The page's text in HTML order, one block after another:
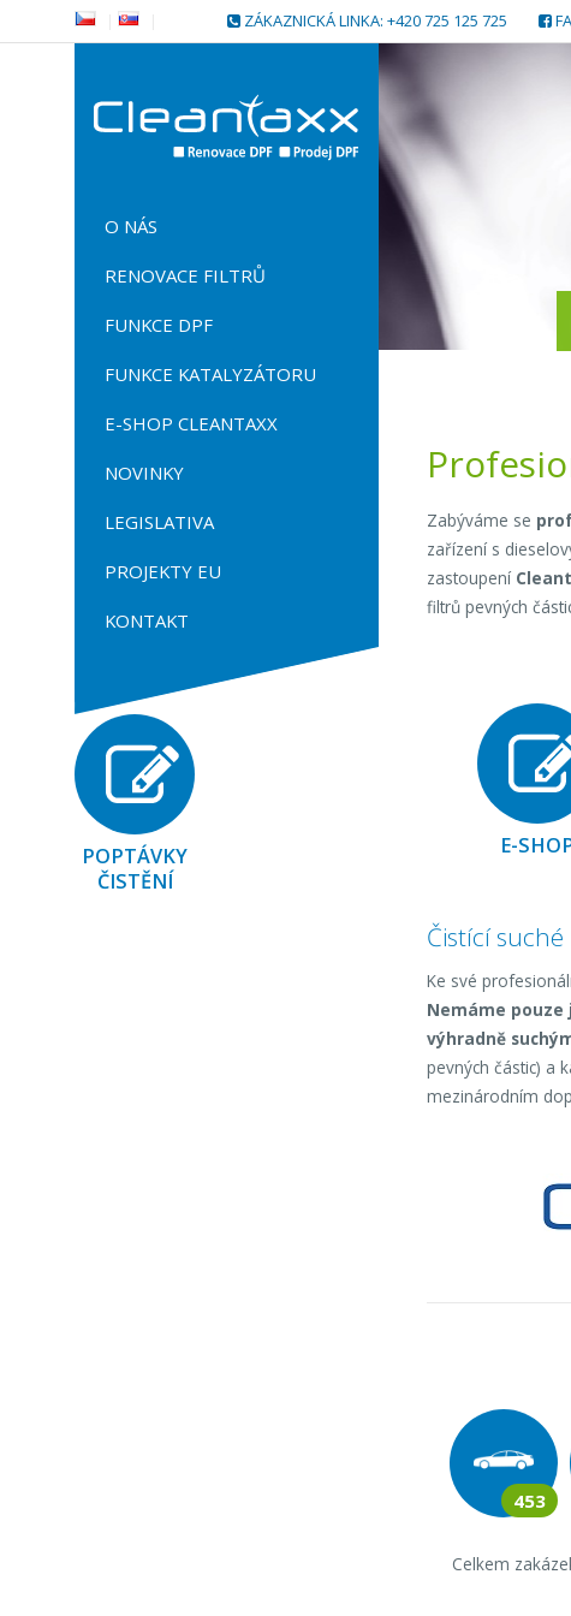
ZÁKAZNICKÁ LINKA: +420 725 125 725
Zabýváme se
zařízení s
zastoupení
filtrů pevných
E-
Čistící
Ke své
Nemáme
výhradně
pevných částic) a
mezinárodním
453
Celkem
O NÁS
RENOVACE FILTRŮ
FUNKCE DPF
FUNKCE KATALYZÁTORU
E-SHOP CLEANTAXX
NOVINKY
LEGISLATIVA
PROJEKTY EU
KONTAKT
POPTÁVKY
ČISTĚNÍ